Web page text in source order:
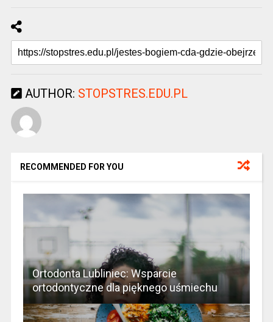
AUTHOR: STOPSTRES.EDU.PL
RECOMMENDED FOR YOU
Ortodonta Lubliniec: Wsparcie
ortodontyczne dla pięknego uśmiechu